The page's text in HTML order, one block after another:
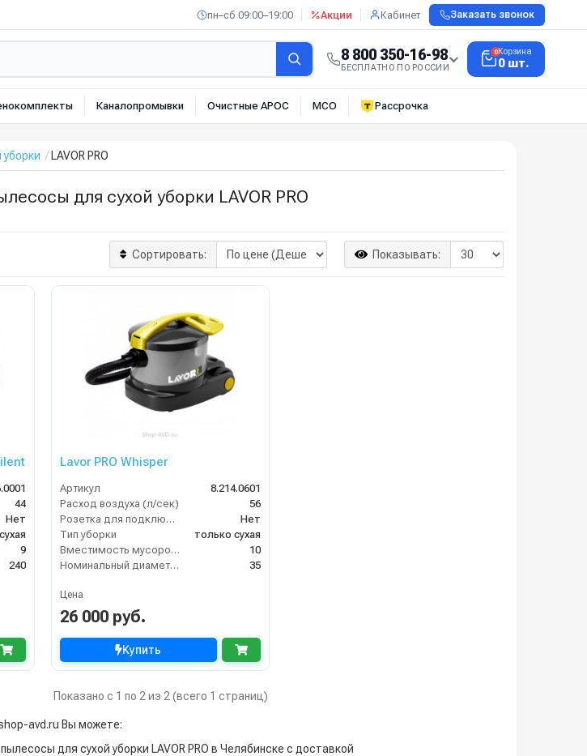
пн–сб 09:00–19:00 Акции Кабинет Заказать звонок
8 800 350-16-98
БЕСПЛАТНО ПО РОССИИ
0Корзина
0 шт.
Каналопромывки Очистные АРОС МСО Рассрочка
LAVOR PRO
для сухой уборки LAVOR PRO
Сортировать: Показывать:
44
Нет
9
240
Lavor PRO Whisper
Артикул
8.214.0601
Расход воздуха (л/сек)
56
Розетка для подключения инструмента
Нет
Тип уборки
только сухая
Вместимость мусоросборника (л)
10
Номинальный диаметр принадлежностей (мм)
35
Цена
26 000 руб.
Купить
Показано с 1 по 2 из 2 (всего 1 страниц)
avd.ru Вы можете:
для сухой уборки LAVOR PRO в Челябинске с доставкой